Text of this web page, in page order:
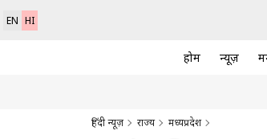
EN HI
होम न्यूज़
हिंदी न्यूज़ राज्य मध्यप्रदेश